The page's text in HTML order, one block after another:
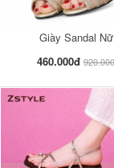
Giày Sandal
460.000đ